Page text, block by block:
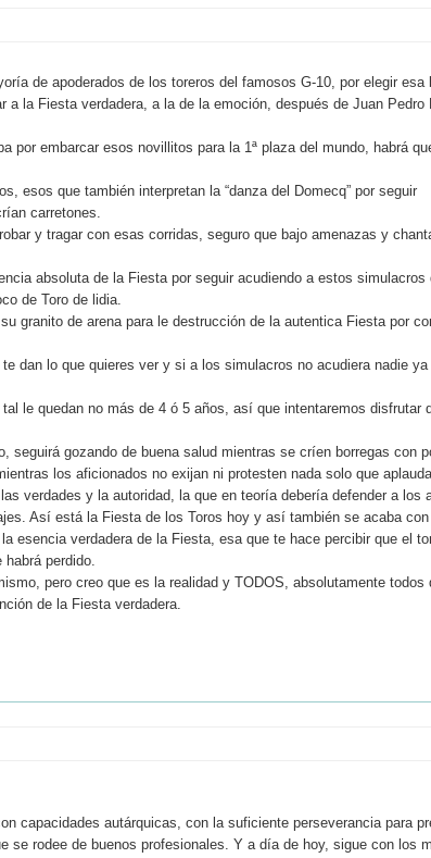
de apoderados de los toreros del famosos G-10, por elegir esa
la Fiesta verdadera, a la de la emoción, después de Juan Pedro
por embarcar esos novillitos para la 1ª plaza del mundo, habrá
esos que también interpretan la “danza del Domecq” por seguir
carretones.
y tragar con esas corridas, seguro que bajo amenazas y
absoluta de la Fiesta por seguir acudiendo a estos simulacros
de Toro de lidia.
granito de arena para le destrucción de la autentica Fiesta por
dan lo que quieres ver y si a los simulacros no acudiera nadie ya
le quedan no más de 4 ó 5 años, así que intentaremos disfrutar
seguirá gozando de buena salud mientras se críen borregas con
los aficionados no exijan ni protesten nada solo que
verdades y la autoridad, la que en teoría debería defender a los
Así está la Fiesta de los Toros hoy y así también se acaba con
esencia verdadera de la Fiesta, esa que te hace percibir que el
perdido.
pero creo que es la realidad y TODOS, absolutamente todos
de la Fiesta verdadera.
capacidades autárquicas, con la suficiente perseverancia para
se rodee de buenos profesionales. Y a día de hoy, sigue con los